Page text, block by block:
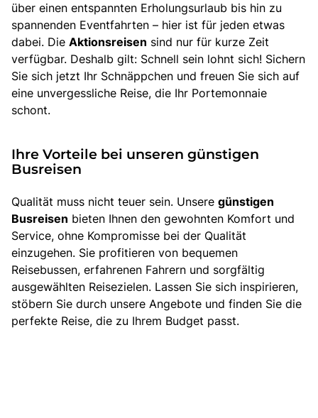
über einen entspannten Erholungsurlaub bis hin zu
spannenden Eventfahrten – hier ist für jeden etwas
dabei. Die Aktionsreisen sind nur für kurze Zeit
verfügbar. Deshalb gilt: Schnell sein lohnt sich! Sichern
Sie sich jetzt Ihr Schnäppchen und freuen Sie sich auf
eine unvergessliche Reise, die Ihr Portemonnaie
schont.
Ihre Vorteile bei unseren günstigen
Busreisen
Qualität muss nicht teuer sein. Unsere günstigen
Busreisen bieten Ihnen den gewohnten Komfort und
Service, ohne Kompromisse bei der Qualität
einzugehen. Sie profitieren von bequemen
Reisebussen, erfahrenen Fahrern und sorgfältig
ausgewählten Reisezielen. Lassen Sie sich inspirieren,
stöbern Sie durch unsere Angebote und finden Sie die
perfekte Reise, die zu Ihrem Budget passt.